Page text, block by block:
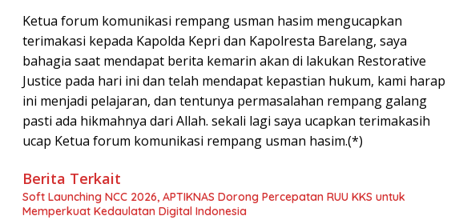
Ketua forum komunikasi rempang usman hasim mengucapkan
terimakasi kepada Kapolda Kepri dan Kapolresta Barelang, saya
bahagia saat mendapat berita kemarin akan di lakukan Restorative
Justice pada hari ini dan telah mendapat kepastian hukum, kami harap
ini menjadi pelajaran, dan tentunya permasalahan rempang galang
pasti ada hikmahnya dari Allah. sekali lagi saya ucapkan terimakasih
ucap Ketua forum komunikasi rempang usman hasim.(*)
Berita Terkait
Soft Launching NCC 2026, APTIKNAS Dorong Percepatan RUU KKS untuk
Memperkuat Kedaulatan Digital Indonesia